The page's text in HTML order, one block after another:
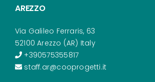
AREZZO
Via Galileo Ferraris, 63
52100 Arezzo (AR) Italy
+390575355817
staff.ar@cooprogetti.it